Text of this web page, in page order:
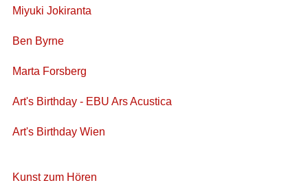
Miyuki Jokiranta
Ben Byrne
Marta Forsberg
Art's Birthday - EBU Ars Acustica
Art's Birthday Wien
Kunst zum Hören